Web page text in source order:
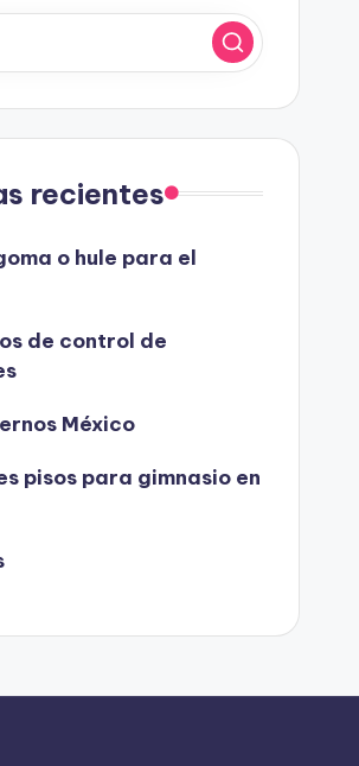
recientes
o hule para el
de control de
México
pisos para gimnasio en